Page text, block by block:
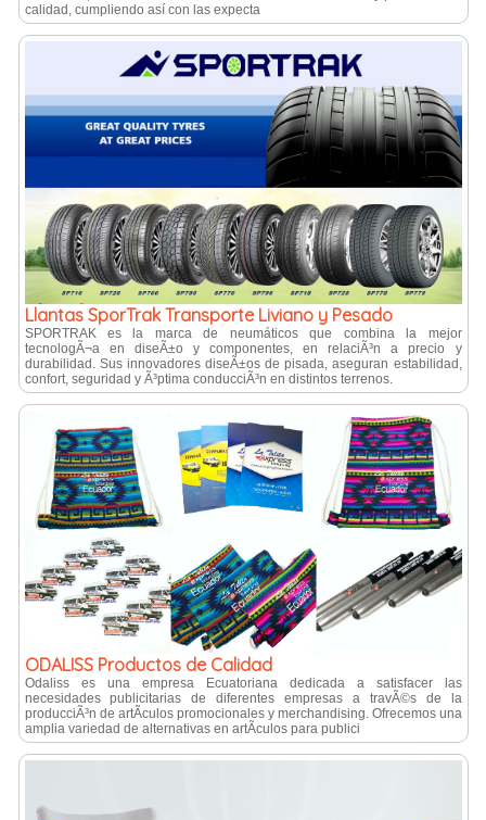
calidad, cumpliendo así con las expecta
Llantas SporTrak Transporte Liviano y Pesado
SPORTRAK es la marca de neumáticos que combina la mejor
tecnologÃ¬a en diseÃ±o y componentes, en relaciÃ³n a precio y
durabilidad. Sus innovadores diseÃ±os de pisada, aseguran estabilidad,
confort, seguridad y Ã³ptima conducciÃ³n en distintos terrenos.
ODALISS Productos de Calidad
Odaliss es una empresa Ecuatoriana dedicada a satisfacer las
necesidades publicitarias de diferentes empresas a travÃ©s de la
producciÃ³n de artÃ­culos promocionales y merchandising. Ofrecemos una
amplia variedad de alternativas en artÃ­culos para publici